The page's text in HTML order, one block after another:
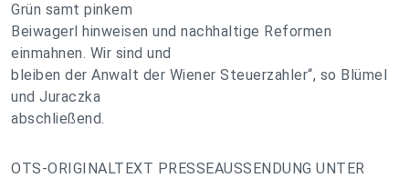
Grün samt pinkem
Beiwagerl hinweisen und nachhaltige Reformen
einmahnen. Wir sind und
bleiben der Anwalt der Wiener Steuerzahler“, so Blümel
und Juraczka
abschließend.
OTS-ORIGINALTEXT PRESSEAUSSENDUNG UNTER